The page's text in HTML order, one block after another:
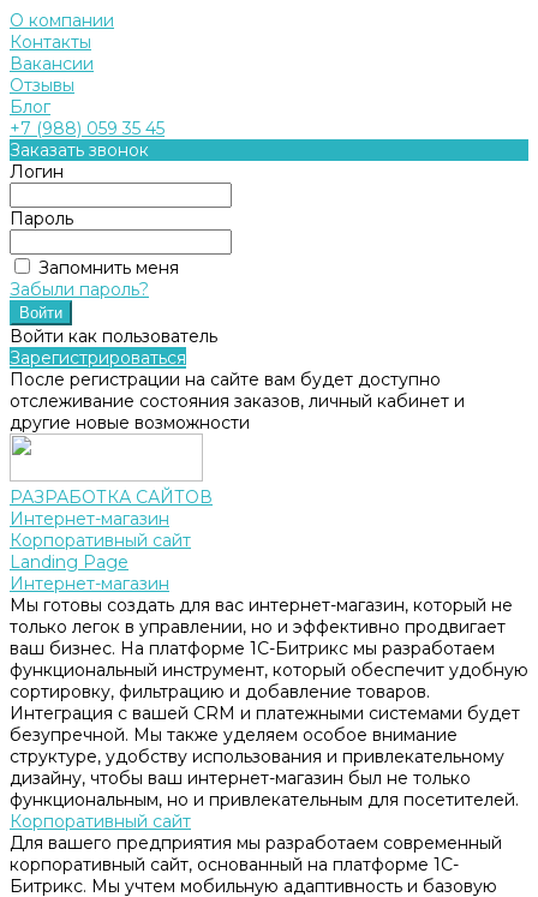
О компании
Контакты
Вакансии
Отзывы
Блог
+7 (988) 059 35 45
Заказать звонок
Логин
Пароль
Запомнить меня
Забыли пароль?
Войти как пользователь
Зарегистрироваться
После регистрации на сайте вам будет доступно
отслеживание состояния заказов, личный кабинет и
другие новые возможности
РАЗРАБОТКА САЙТОВ
Интернет-магазин
Корпоративный сайт
Landing Page
Интернет-магазин
Мы готовы создать для вас интернет-магазин, который не
только легок в управлении, но и эффективно продвигает
ваш бизнес. На платформе 1С-Битрикс мы разработаем
функциональный инструмент, который обеспечит удобную
сортировку, фильтрацию и добавление товаров.
Интеграция с вашей CRM и платежными системами будет
безупречной. Мы также уделяем особое внимание
структуре, удобству использования и привлекательному
дизайну, чтобы ваш интернет-магазин был не только
функциональным, но и привлекательным для посетителей.
Корпоративный сайт
Для вашего предприятия мы разработаем современный
корпоративный сайт, основанный на платформе 1С-
Битрикс. Мы учтем мобильную адаптивность и базовую